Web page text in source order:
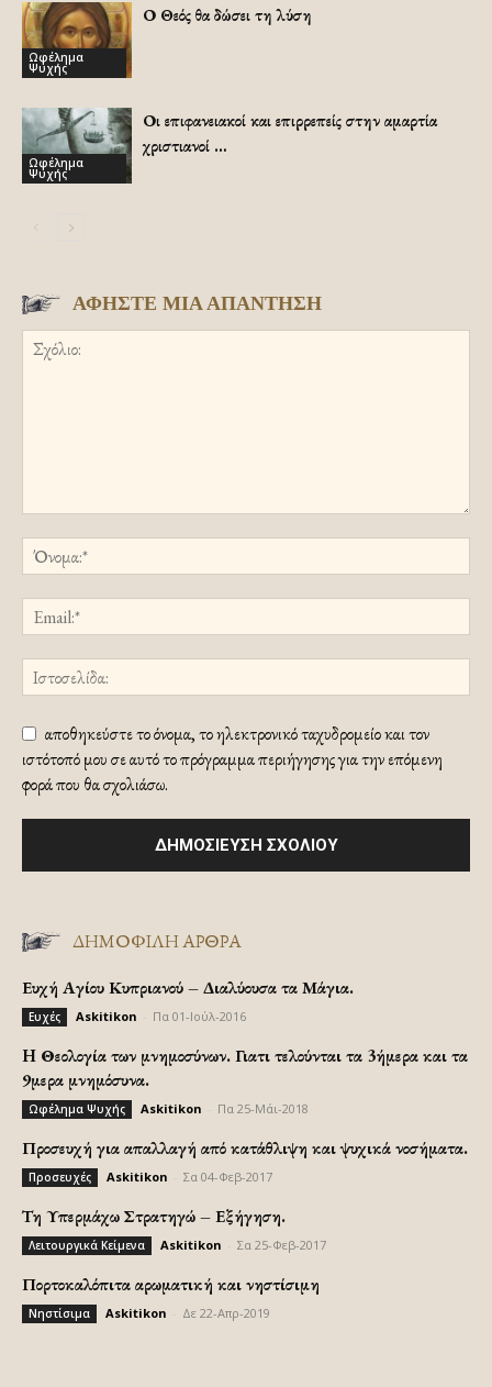
Ωφέλημα
Ψυχής
Ο Θεός θα δώσει τη λύση
Ωφέλημα
Ψυχής
Οι επιφανειακοί και επιρρεπείς στην αμαρτία
χριστιανοί …
ΑΦΗΣΤΕ ΜΙΑ ΑΠΑΝΤΗΣΗ
αποθηκεύστε το όνομα, το ηλεκτρονικό ταχυδρομείο και τον
ιστότοπό μου σε αυτό το πρόγραμμα περιήγησης για την επόμενη
φορά που θα σχολιάσω.
ΔΗΜΟΦΙΛΗ ΑΡΘΡΑ
Ευχή Αγίου Κυπριανού – Διαλύουσα τα Μάγια.
Ευχές Askitikon Πα 01-Ιούλ-2016
H Θεολογία των μνημοσύνων. Γιατι τελούνται τα 3ήμερα και τα
9μερα μνημόσυνα.
Ωφέλημα Ψυχής Askitikon Πα 25-Μάι-2018
Προσευχή για απαλλαγή από κατάθλιψη και ψυχικά νοσήματα.
Προσευχές Askitikon Σα 04-Φεβ-2017
Τη Υπερμάχω Στρατηγώ – Εξήγηση.
Λειτουργικά Κείμενα Askitikon Σα 25-Φεβ-2017
Πορτοκαλόπιτα αρωματική και νηστίσιμη
Νηστίσιμα Askitikon Δε 22-Απρ-2019